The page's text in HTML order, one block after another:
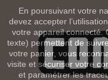
En poursuivant votre
devez accepter
votre appareil connecté.
texte) permettent de
votre panier, vous
visite et sécuriser votre
et paramétrer les